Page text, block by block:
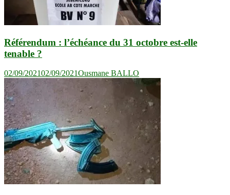
Référendum : l’échéance du 31 octobre est-elle
tenable ?
02/09/202102/09/2021Ousmane BALLO